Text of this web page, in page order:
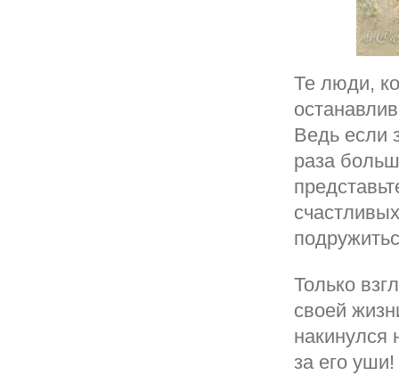
Те люди,
Ведь если
раза
Только
своей
накинулся
за его